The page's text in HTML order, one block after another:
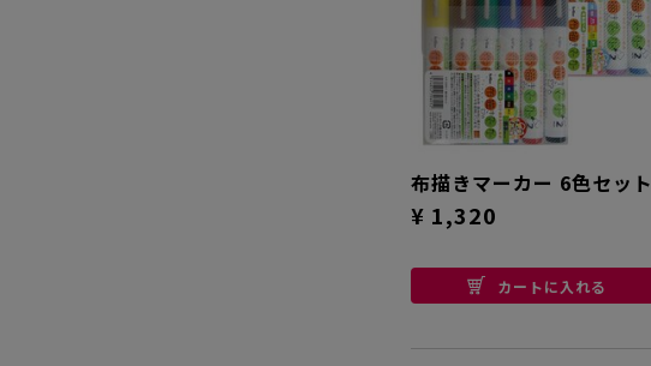
布描きマーカー 6色セット
¥ 1,320
カートに入れる